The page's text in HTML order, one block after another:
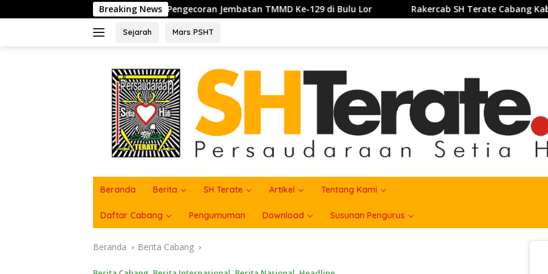
ke
Breaking News
Pengecoran Jembatan TMMD Ke-129 di Bulu Lor Rakercab SH Terate Cabang Kabupatrn Karawang Tahun
Sejarah Mars PSHT
Beranda Berita SH Terate Artikel Tentang Kami
Daftar Cabang Pengumuman Download Susunan Pengurus
Beranda Berita Cabang